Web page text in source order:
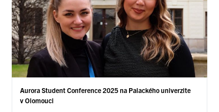
Aurora Student Conference 2025 na Palackého univerzite
v Olomouci